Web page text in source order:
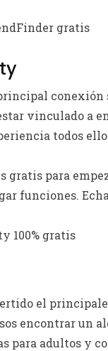
gratis
conexión
vinculado a
todos
gratis para
funciones.
100% gratis
el
encontrar un
para adultos y